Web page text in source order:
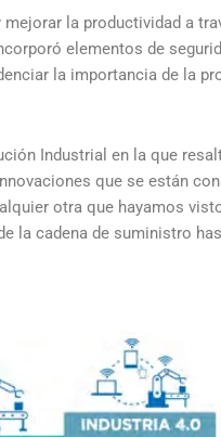
la productividad a
elementos de
la importancia de la
Industrial en la que
que se están
otra que hayamos
la cadena de suministro